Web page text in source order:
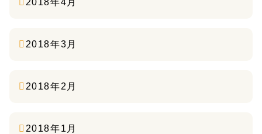
2018年3月
2018年2月
2018年1月